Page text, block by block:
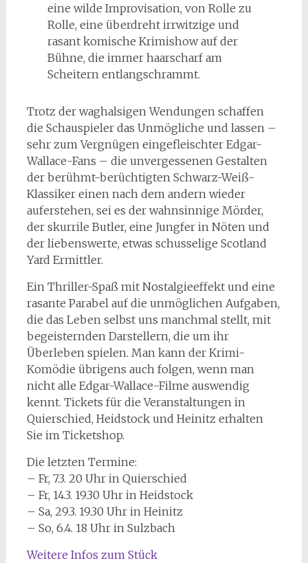
eine wilde Improvisation, von Rolle zu
Rolle, eine überdreht irrwitzige und
rasant komische Krimishow auf der
Bühne, die immer haarscharf am
Scheitern entlangschrammt.
Trotz der waghalsigen Wendungen schaffen
die Schauspieler das Unmögliche und lassen –
sehr zum Vergnügen eingefleischter Edgar-
Wallace-Fans – die unvergessenen Gestalten
der berühmt-berüchtigten Schwarz-Weiß-
Klassiker einen nach dem andern wieder
auferstehen, sei es der wahnsinnige Mörder,
der skurrile Butler, eine Jungfer in Nöten und
der liebenswerte, etwas schusselige Scotland
Yard Ermittler.
Ein Thriller-Spaß mit Nostalgieeffekt und eine
rasante Parabel auf die unmöglichen Aufgaben,
die das Leben selbst uns manchmal stellt, mit
begeisternden Darstellern, die um ihr
Überleben spielen. Man kann der Krimi-
Komödie übrigens auch folgen, wenn man
nicht alle Edgar-Wallace-Filme auswendig
kennt. Tickets für die Veranstaltungen in
Quierschied, Heidstock und Heinitz erhalten
Sie im Ticketshop.
Die letzten Termine:
– Fr, 7.3. 20 Uhr in Quierschied
– Fr, 14.3. 19.30 Uhr in Heidstock
– Sa, 29.3. 19.30 Uhr in Heinitz
– So, 6.4. 18 Uhr in Sulzbach
Weitere Infos zum Stück